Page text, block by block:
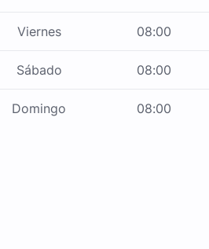
Viernes 08:00
Sábado 08:00
Domingo 08:00